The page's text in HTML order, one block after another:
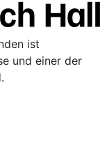
ist
und einer der